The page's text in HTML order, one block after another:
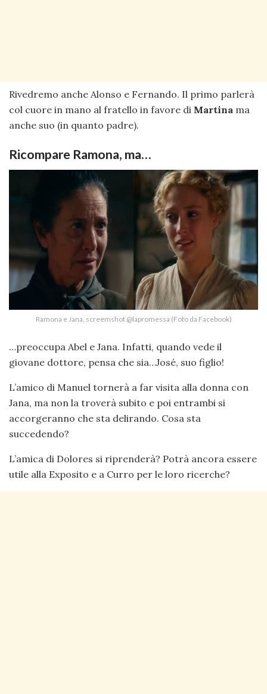
Rivedremo anche Alonso e Fernando. Il primo parlerà
col cuore in mano al fratello in favore di Martina ma
anche suo (in quanto padre).
Ricompare Ramona, ma…
Ramona e Jana, screemshot @lapromessa (Foto da Facebook)
…preoccupa Abel e Jana. Infatti, quando vede il
giovane dottore, pensa che sia…José, suo figlio!
L’amico di Manuel tornerà a far visita alla donna con
Jana, ma non la troverà subito e poi entrambi si
accorgeranno che sta delirando. Cosa sta
succedendo?
L’amica di Dolores si riprenderà? Potrà ancora essere
utile alla Exposito e a Curro per le loro ricerche?